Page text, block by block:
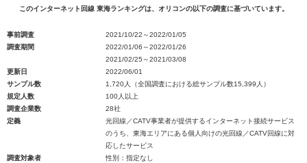
このインターネット回線 東海ランキングは、オリコンの以下の調査に基づいています。
事前調査
2021/10/22～2022/01/05
調査期間
2022/01/06～2022/01/26
2021/02/25～2021/03/08
更新日
2022/06/01
サンプル数
1,720人（全国調査における総サンプル数15,399人）
規定人数
100人以上
調査企業数
28社
定義
光回線／CATV事業者が提供するインターネット接続サービス
のうち、東海エリアにある個人向けの光回線／CATV回線に対
応したサービス
調査対象者
性別：指定なし